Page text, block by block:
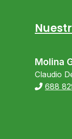
Molina
Claudio
688